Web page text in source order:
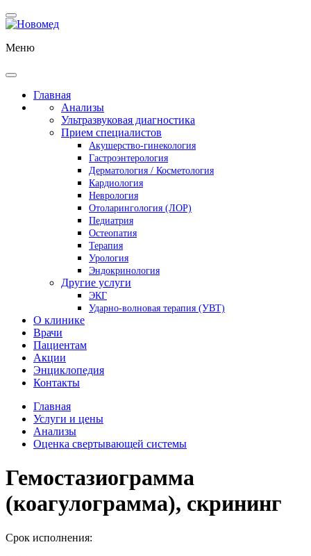
Меню
Главная
Анализы
Ультразвуковая диагностика
Прием специалистов
Акушерство-гинекология
Гастроэнтерология
Дерматология / Косметология
Кардиология
Неврология
Отоларингология (ЛОР)
Педиатрия
Остеопатия
Терапия
Урология
Эндокринология
Другие услуги
ЭКГ
Ударно-волновая терапия (УВТ)
О клинике
Врачи
Пациентам
Акции
Энциклопедия
Контакты
Главная
Услуги и цены
Анализы
Оценка свертывающей системы
Гемостазиограмма
(коагулограмма), скрининг
Срок исполнения: